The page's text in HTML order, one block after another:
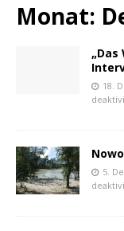
Monat:
„Das
18.
5.